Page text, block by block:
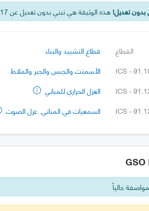
بدون تعديل! هذه الوثيقة هي تبني بدون تعديل عن EN 14496:2017
القطاع
قطاع التشييد والبناء
ICS -
الأسمنت والجبس والجير والملاط
ICS -
العزل الحراري للمباني
ICS -
السمعيات في المباني. عزل الصوت
حالياً